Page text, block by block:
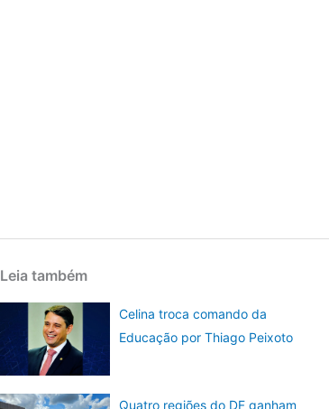
Leia também
Celina troca comando da
Educação por Thiago Peixoto
Quatro regiões do DF ganham